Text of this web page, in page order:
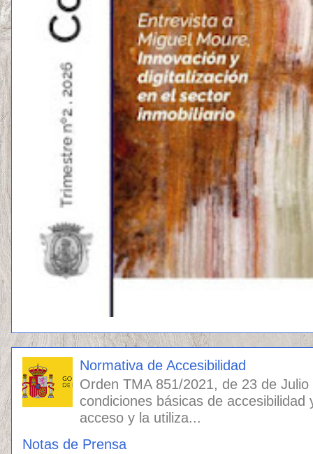
Normativa de Accesibilidad
Orden TMA 851/2021, de 23 de
condiciones básicas de
acceso y la utiliza...
Notas de Prensa